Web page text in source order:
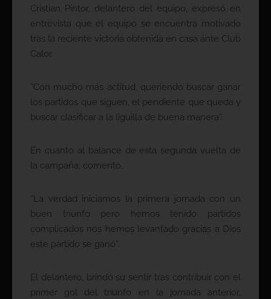
Cristian Pintor, delantero del equipo, expresó en
entrevista que el equipo se encuentra motivado
tras la reciente victoria obtenida en casa ante Club
Calor.
“Con mucho más actitud, queriendo buscar ganar
los partidos que siguen, el pendiente que queda y
buscar clasificar a la liguilla de buena manera”.
En cuanto al balance de esta segunda vuelta de
la campaña, comentó.
“La verdad iniciamos la primera jornada con un
buen triunfo pero hemos tenido partidos
complicados nos hemos levantado gracias a Dios
este partido se ganó”.
El delantero, brindó su sentir tras contribuir con el
primer gol del triunfo en la jornada anterior,